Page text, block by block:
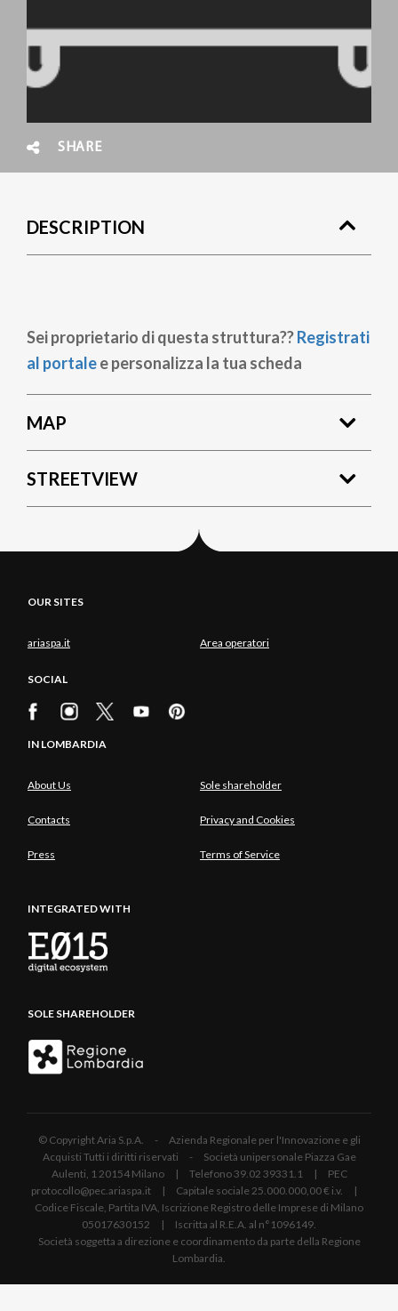
SHARE
DESCRIPTION
Sei proprietario di questa struttura??Registrati
al portalee personalizza la tua scheda
MAP
STREETVIEW
OUR SITES
ariaspa.it Area operatori
SOCIAL
IN LOMBARDIA
About Us Sole shareholder
Contacts Privacy and Cookies
Press Terms of Service
INTEGRATED WITH
SOLE SHAREHOLDER
© Copyright Aria S.p.A. - Azienda Regionale per l'Innovazione e gli
Acquisti Tutti i diritti riservati - Società unipersonale Piazza Gae
Aulenti, 1 20154 Milano | Telefono 39.02 39331.1 | PEC
protocollo@pec.ariaspa.it | Capitale sociale 25.000.000,00 € i.v. |
Codice Fiscale, Partita IVA, Iscrizione Registro delle Imprese di Milano
05017630152 | Iscritta al R.E.A. al n°1096149.
Società soggetta a direzione e coordinamento da parte della Regione
Lombardia.